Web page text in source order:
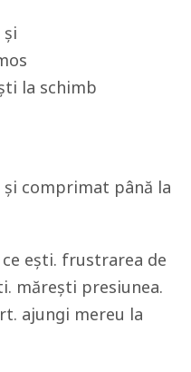
la schimb
comprimat până la
ești. frustrarea de
mărești presiunea.
ajungi mereu la